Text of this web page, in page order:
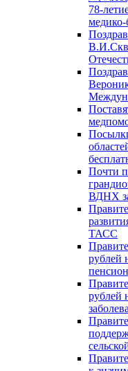
78-
медико-
Почти
ВДНХ
ТАСС
рублей
рублей